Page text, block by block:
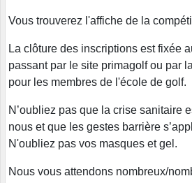
Vous trouverez l'affiche de la
La clôture des inscriptions est fixée
passant par le site primagolf ou par
pour les membres de l'école de golf.
N’oubliez pas que la crise sanitaire
nous et que les gestes barrière
N'oubliez pas vos masques et gel.
Nous vous attendons nombreux/